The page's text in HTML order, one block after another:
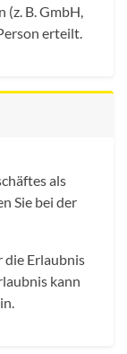
(z. B. GmbH,
erteilt.
als
Sie bei der
die Erlaubnis
kann